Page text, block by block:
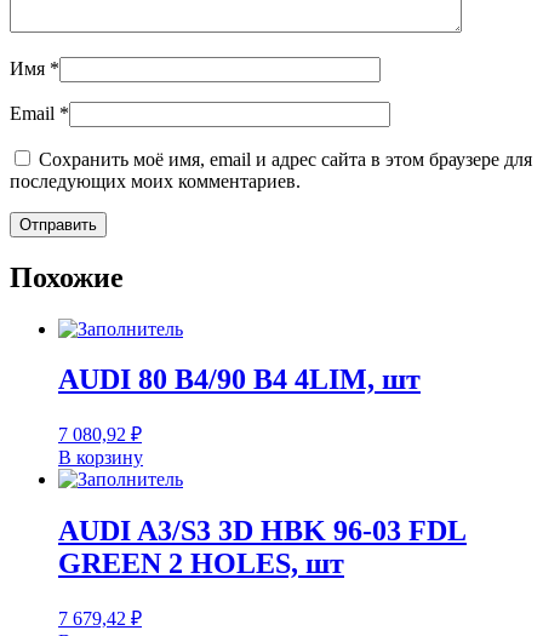
Имя *
Email *
Сохранить моё имя, email и адрес сайта в этом браузере для
последующих моих комментариев.
Похожие
AUDI 80 B4/90 B4 4LIM, шт
7 080,92 ₽
В корзину
AUDI A3/S3 3D HBK 96-03 FDL
GREEN 2 HOLES, шт
7 679,42 ₽